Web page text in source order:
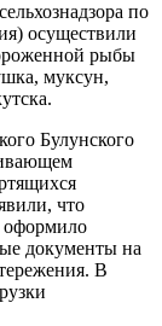
по
осуществили
рыбы
муксун,
Булунского
что
документы на
В